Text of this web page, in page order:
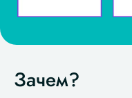
Зачем?